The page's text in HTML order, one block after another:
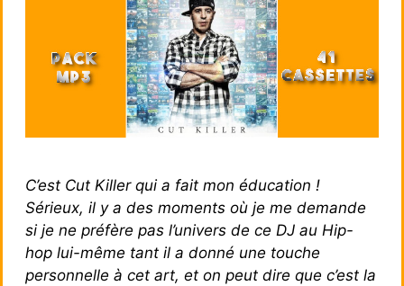
C’est Cut Killer qui a fait mon éducation !
Sérieux, il y a des moments où je me demande
si je ne préfère pas l’univers de ce DJ au Hip-
hop lui-même tant il a donné une touche
personnelle à cet art, et on peut dire que c’est la